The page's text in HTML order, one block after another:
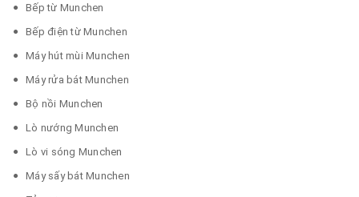
Bếp từ Munchen
Bếp điện từ Munchen
Máy hút mùi Munchen
Máy rửa bát Munchen
Bộ nồi Munchen
Lò nướng Munchen
Lò vi sóng Munchen
Máy sấy bát Munchen